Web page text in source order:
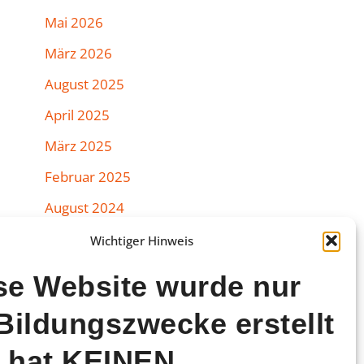
Wichtiger Hinweis
Website wurde nur
erstellt
Mai 2026
März 2026
August 2025
April 2025
März 2025
Februar 2025
August 2024
Juli 2024
März 2024
Februar 2024